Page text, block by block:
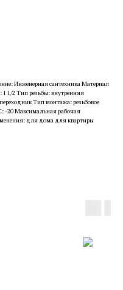
Инженерная сантехника Материал
1/2 Тип резьбы: внутренняя
Тип монтажа: резьбовое
-20 Максимальная рабочая
для дома для квартиры